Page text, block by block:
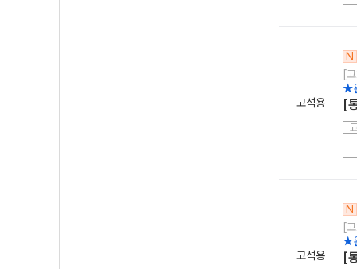
고석용
N
[
★
[
고석용
N
[
★
[